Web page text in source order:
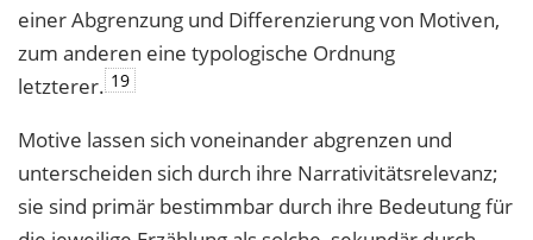
einer Abgrenzung und Differenzierung von Motiven,
zum anderen eine typologische Ordnung
letzterer. 19
Motive lassen sich voneinander abgrenzen und
unterscheiden sich durch ihre Narrativitätsrelevanz;
sie sind primär bestimmbar durch ihre Bedeutung für